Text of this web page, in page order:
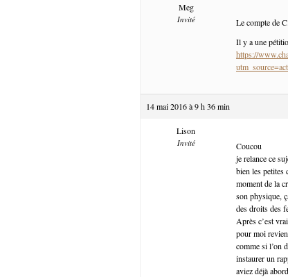
Meg
Invité
Le compte de
Il y a une
https://
14 mai 2016 à 9 h 36 min
Lison
Invité
Coucou
je relance ce
bien les
moment de la
son physique,
des droits des
Après c’est
pour moi
comme si l’on
instaurer un
aviez déjà